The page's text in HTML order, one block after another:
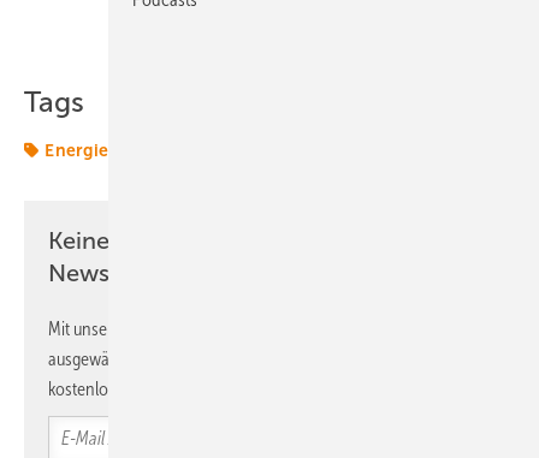
Tags
Energiewende
Keine Zeit? Kein Problem mit dem ERE
Newsletter!
Mit unserem Newsletter erhalten Sie regelmäßig von uns
ausgewählte Informationen und Neuigkeiten, gebündelt und
kostenlos direkt ins Postfach.